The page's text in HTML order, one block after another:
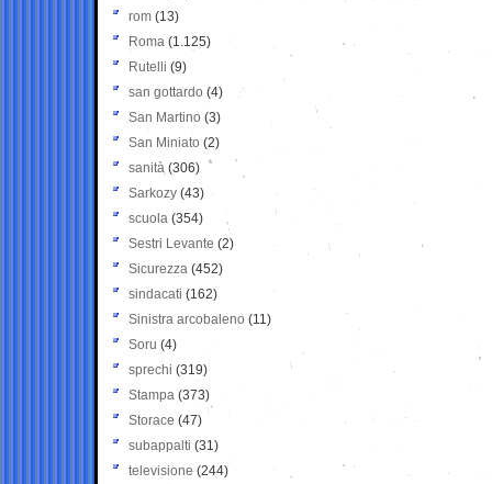
rom (13)
Roma (1.125)
Rutelli (9)
san gottardo (4)
San Martino (3)
San Miniato (2)
sanità (306)
Sarkozy (43)
scuola (354)
Sestri Levante (2)
Sicurezza (452)
sindacati (162)
Sinistra arcobaleno (11)
Soru (4)
sprechi (319)
Stampa (373)
Storace (47)
subappalti (31)
televisione(244)